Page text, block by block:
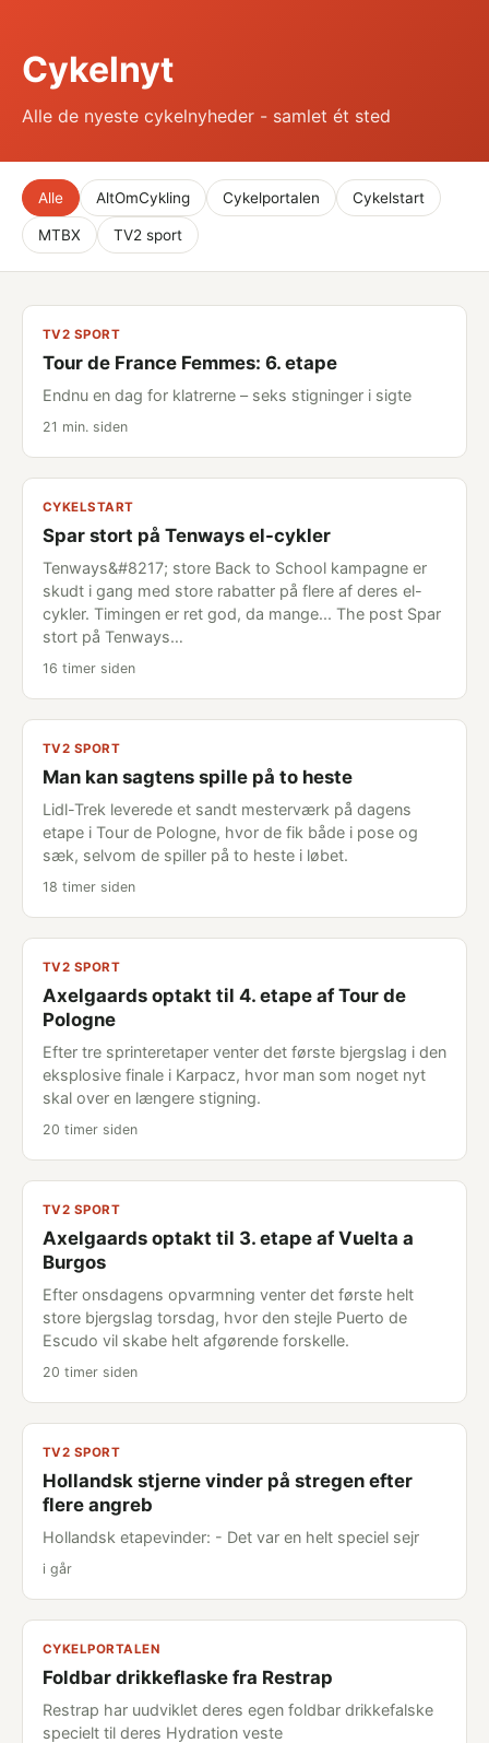
Cykelnyt
Alle de nyeste cykelnyheder - samlet ét sted
Alle AltOmCykling Cykelportalen Cykelstart
MTBX TV2 sport
TV2 SPORT
Tour de France Femmes: 6. etape
Endnu en dag for klatrerne – seks stigninger i sigte
21 min. siden
CYKELSTART
Spar stort på Tenways el-cykler
Tenways&#8217; store Back to School kampagne er
skudt i gang med store rabatter på flere af deres el-
cykler. Timingen er ret god, da mange... The post Spar
stort på Tenways…
16 timer siden
TV2 SPORT
Man kan sagtens spille på to heste
Lidl-Trek leverede et sandt mesterværk på dagens
etape i Tour de Pologne, hvor de fik både i pose og
sæk, selvom de spiller på to heste i løbet.
18 timer siden
TV2 SPORT
Axelgaards optakt til 4. etape af Tour de
Pologne
Efter tre sprinteretaper venter det første bjergslag i den
eksplosive finale i Karpacz, hvor man som noget nyt
skal over en længere stigning.
20 timer siden
TV2 SPORT
Axelgaards optakt til 3. etape af Vuelta a
Burgos
Efter onsdagens opvarmning venter det første helt
store bjergslag torsdag, hvor den stejle Puerto de
Escudo vil skabe helt afgørende forskelle.
20 timer siden
TV2 SPORT
Hollandsk stjerne vinder på stregen efter
flere angreb
Hollandsk etapevinder: - Det var en helt speciel sejr
i går
CYKELPORTALEN
Foldbar drikkeflaske fra Restrap
Restrap har uudviklet deres egen foldbar drikkefalske
specielt til deres Hydration veste